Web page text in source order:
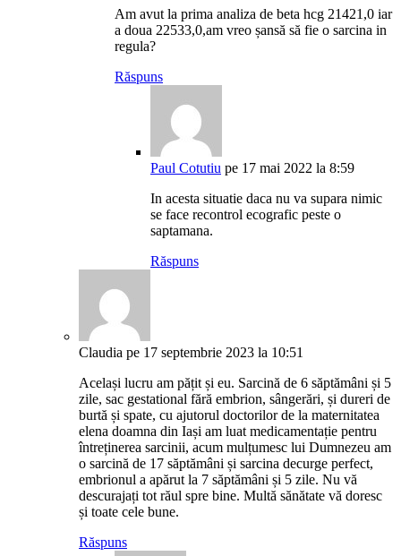
Am avut la prima analiza de beta hcg 21421,0 iar
a doua 22533,0,am vreo șansă să fie o sarcina in
regula?
Răspuns
Paul Cotutiu pe 17 mai 2022 la 8:59
In acesta situatie daca nu va supara nimic
se face recontrol ecografic peste o
saptamana.
Răspuns
Claudia pe 17 septembrie 2023 la 10:51
Același lucru am pățit și eu. Sarcină de 6 săptămâni și 5
zile, sac gestational fără embrion, sângerări, și dureri de
burtă și spate, cu ajutorul doctorilor de la maternitatea
elena doamna din Iași am luat medicamentație pentru
întreținerea sarcinii, acum mulțumesc lui Dumnezeu am
o sarcină de 17 săptămâni și sarcina decurge perfect,
embrionul a apărut la 7 săptămâni și 5 zile. Nu vă
descurajați tot răul spre bine. Multă sănătate vă doresc
și toate cele bune.
Răspuns